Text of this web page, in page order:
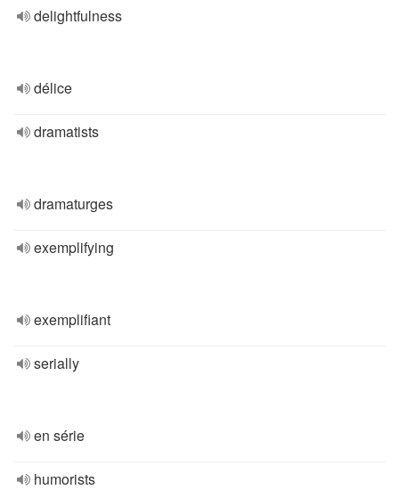
delightfulness
délice
dramatists
dramaturges
exemplifying
exemplifiant
serially
en série
humorists